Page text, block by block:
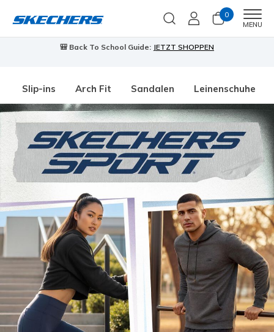
0
MENU
🎒 Back To School Guide: JETZT SHOPPEN
Slip-ins Arch Fit Sandalen Leinenschuhe